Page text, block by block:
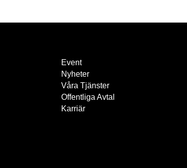
Event
Nyheter
Våra Tjänster
Offentliga Avtal
Karriär